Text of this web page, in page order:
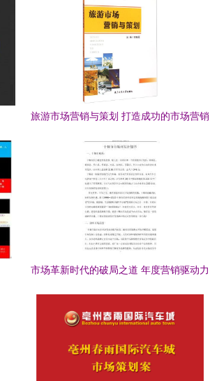
旅游市场营销与策划 打造成功的市场营销
市场革新时代的破局之道 年度营销驱动力